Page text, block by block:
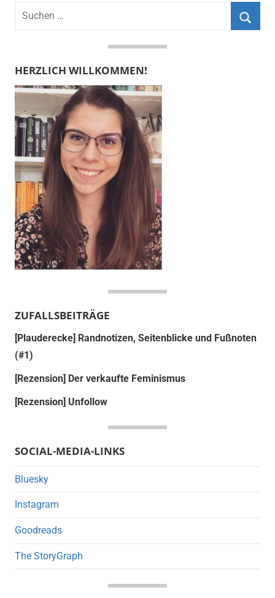
Suchen
nach:
HERZLICH WILLKOMMEN!
ZUFALLSBEITRÄGE
[Plauderecke] Randnotizen, Seitenblicke und Fußnoten
(#1)
[Rezension] Der verkaufte Feminismus
[Rezension] Unfollow
SOCIAL-MEDIA-LINKS
Bluesky
Instagram
Goodreads
The StoryGraph